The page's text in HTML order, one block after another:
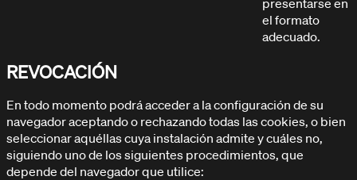
el formato
adecuado.
REVOCACIÓN
En todo momento podrá acceder a la configuración de su
navegador aceptando o rechazando todas las cookies, o bien
seleccionar aquéllas cuya instalación admite y cuáles no,
siguiendo uno de los siguientes procedimientos, que
depende del navegador que utilice: